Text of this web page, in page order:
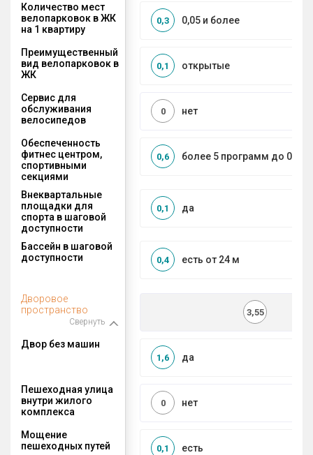
Количество мест
велопарковок в ЖК
на 1 квартиру
0,05 и более
0,3
Преимущественный
вид велопарковок в
ЖК
открытые
0,1
Сервис для
обслуживания
велосипедов
нет
0
Обеспеченность
фитнес центром,
спортивными
секциями
более 5 программ до 0,5
0,6
Внеквартальные
площадки для
спорта в шаговой
доступности
да
0,1
Бассейн в шаговой
доступности
есть от 24 м
0,4
Дворовое
пространство
Свернуть
3,55
Двор без машин
да
1,6
Пешеходная улица
внутри жилого
комплекса
нет
0
Мощение
пешеходных путей
есть
0,1